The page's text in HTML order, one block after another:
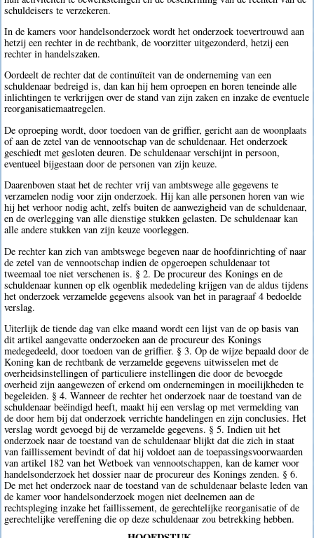
schuldeisers te verzekeren.
In de kamers voor handelsonderzoek wordt het onderzoek toevertrouwd aan
hetzij een rechter in de rechtbank, de voorzitter uitgezonderd, hetzij een
rechter in handelszaken.
Oordeelt de rechter dat de continuïteit van de onderneming van een
schuldenaar bedreigd is, dan kan hij hem oproepen en horen teneinde alle
inlichtingen te verkrijgen over de stand van zijn zaken en inzake de eventuele
reorganisatiemaatregelen.
De oproeping wordt, door toedoen van de griffier, gericht aan de woonplaats
of aan de zetel van de vennootschap van de schuldenaar. Het onderzoek
geschiedt met gesloten deuren. De schuldenaar verschijnt in persoon,
eventueel bijgestaan door de personen van zijn keuze.
Daarenboven staat het de rechter vrij van ambtswege alle gegevens te
verzamelen nodig voor zijn onderzoek. Hij kan alle personen horen van wie
hij het verhoor nodig acht, zelfs buiten de aanwezigheid van de schuldenaar,
en de overlegging van alle dienstige stukken gelasten. De schuldenaar kan
alle andere stukken van zijn keuze voorleggen.
De rechter kan zich van ambtswege begeven naar de hoofdinrichting of naar
de zetel van de vennootschap indien de opgeroepen schuldenaar tot
tweemaal toe niet verschenen is. § 2. De procureur des Konings en de
schuldenaar kunnen op elk ogenblik mededeling krijgen van de aldus tijdens
het onderzoek verzamelde gegevens alsook van het in paragraaf 4 bedoelde
verslag.
Uiterlijk de tiende dag van elke maand wordt een lijst van de op basis van
dit artikel aangevatte onderzoeken aan de procureur des Konings
medegedeeld, door toedoen van de griffier. § 3. Op de wijze bepaald door de
Koning kan de rechtbank de verzamelde gegevens uitwisselen met de
overheidsinstellingen of particuliere instellingen die door de bevoegde
overheid zijn aangewezen of erkend om ondernemingen in moeilijkheden te
begeleiden. § 4. Wanneer de rechter het onderzoek naar de toestand van de
schuldenaar beëindigd heeft, maakt hij een verslag op met vermelding van
de door hem bij dat onderzoek verrichte handelingen en zijn conclusies. Het
verslag wordt gevoegd bij de verzamelde gegevens. § 5. Indien uit het
onderzoek naar de toestand van de schuldenaar blijkt dat die zich in staat
van faillissement bevindt of dat hij voldoet aan de toepassingsvoorwaarden
van artikel 182 van het Wetboek van vennootschappen, kan de kamer voor
handelsonderzoek het dossier naar de procureur des Konings zenden. § 6.
De met het onderzoek naar de toestand van de schuldenaar belaste leden van
de kamer voor handelsonderzoek mogen niet deelnemen aan de
rechtspleging inzake het faillissement, de gerechtelijke reorganisatie of de
gerechtelijke vereffening die op deze schuldenaar zou betrekking hebben.